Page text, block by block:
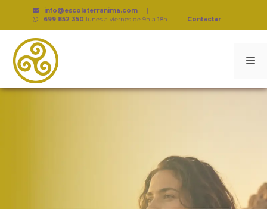
info@escolaterranima.com |
699 852 350 lunes a viernes de 9h a 18h | Contactar